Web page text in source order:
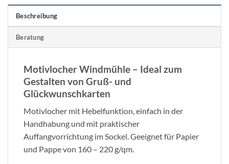
Beschreibung
Beratung
Motivlocher Windmühle – Ideal zum
Gestalten von Gruß- und
Glückwunschkarten
Motivlocher mit Hebelfunktion, einfach in der
Handhabung und mit praktischer
Auffangvorrichtung im Sockel. Geeignet für Papier
und Pappe von 160 – 220 g/qm.